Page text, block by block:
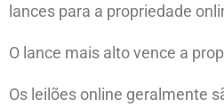
lances para a propriedade
O lance mais alto vence a
Os leilões online geralmente